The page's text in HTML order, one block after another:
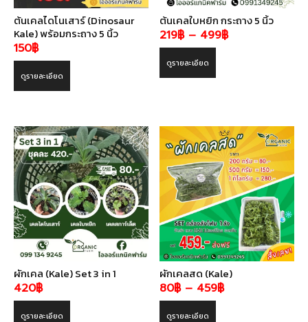
ต้นเคลไดโนเสาร์ (Dinosaur
Kale) พร้อมกระถาง 5 นิ้ว
150฿
ดูรายละเอียด
ต้นเคลใบหยิก กระถาง 5 นิ้ว
219฿ – 499฿Price
ดูรายละเอียด
ผักเคล (Kale) Set 3 in 1
420฿
ดูรายละเอียด
ผักเคลสด (Kale)
80฿ – 459฿Price
ดูรายละเอียด